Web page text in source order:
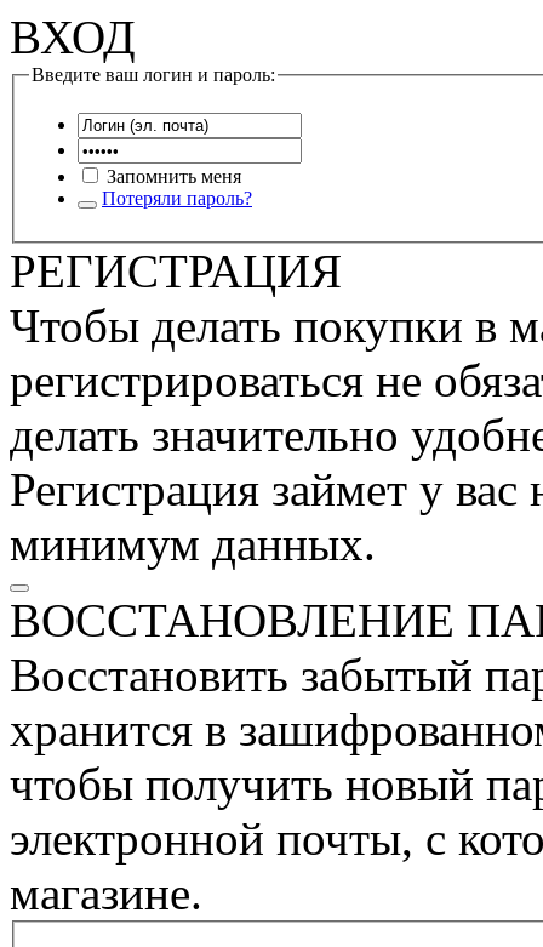
ВХОД
Введите ваш логин и пароль:
Запомнить меня
Потеряли пароль?
РЕГИСТРАЦИЯ
Чтобы делать покупки в
регистрироваться не
делать значительно
Регистрация займет у
минимум данных.
ВОССТАНОВЛЕНИЕ
Восстановить забытый
хранится в
чтобы получить новый
электронной почты, с
магазине.